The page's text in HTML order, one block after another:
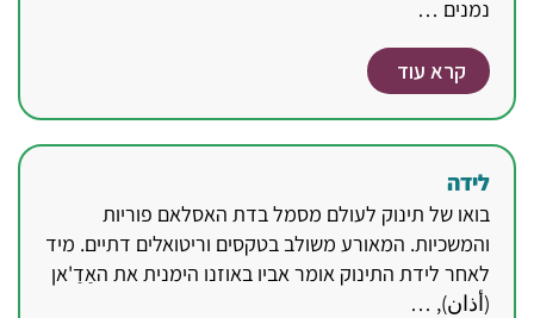
נמנים …
קרא עוד
לידה
בואו של תינוק לעולם מסמל בדת האסלאם פוריות
והמשכיות. המאורע משולב בטקסים וריטואלים דתיים. מיד
לאחר לידת התינוק אומר אביו באוזנו הימנית את האַדַ'אן
(أذان), …